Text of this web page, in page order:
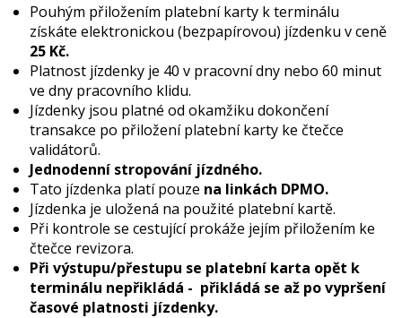
Pouhým přiložením platební karty k terminálu
získáte elektronickou (bezpapírovou) jízdenku v ceně
25 Kč.
Platnost jízdenky je 40 v pracovní dny nebo 60 minut
ve dny pracovního klidu.
Jízdenky jsou platné od okamžiku dokončení
transakce po přiložení platební karty ke čtečce
validátorů.
Jednodenní stropování jízdného.
Tato jízdenka platí pouze na linkách DPMO.
Jízdenka je uložená na použité platební kartě.
Při kontrole se cestující prokáže jejím přiložením ke
čtečce revizora.
Při výstupu/přestupu se platební karta opět k
terminálu nepřikládá - přikládá se až po vypršení
časové platnosti jízdenky.